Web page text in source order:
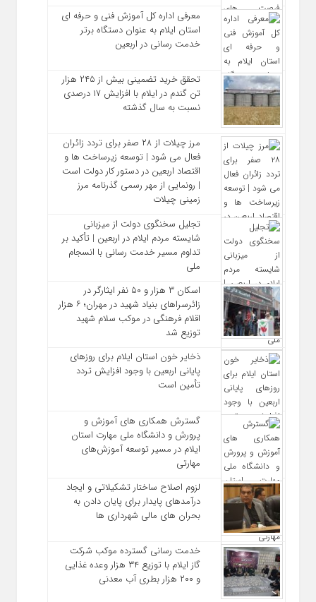
معرفی اداره کل آموزش فنی و حرفه‌ ای
استان ایلام به‌ عنوان دستگاه برتر
خدمت‌ رسانی در اربعین
تحقق خرید تضمینی بیش از ۲۴۵ هزار
تن گندم در ایلام با افزایش ۱۷ درصدی
نسبت به سال گذشته
مرز چیلات از ۲۸ صفر برای تردد زائران
فعال می‌ شود | توسعه زیرساخت‌ ها و
اقتصاد اربعین در دستور کار دولت است
| رونمایی از مهر رسمی گذرنامه مرز
زمینی چیلات
تجلیل سخنگوی دولت از میزبانی
شایسته مردم ایلام در اربعین | تأکید بر
تداوم مسیر خدمت‌ رسانی با انسجام
ملی
اسکان ۳ هزار و ۵۰ نفر ایثارگر در
زائرسراهای بنیاد شهید در مهران؛ ۶ هزار
اقلام فرهنگی در موکب سلام شهید
توزیع شد
ذخایر خون استان ایلام برای روزهای
پایانی اربعین با وجود افزایش تردد
تأمین است
گسترش همکاری‌ های آموزش و
پرورش و دانشگاه ملی مهارت استان
ایلام در مسیر توسعه آموزش‌های
مهارتی
لزوم اصلاح ساختار تشکیلاتی و ایجاد
درآمدهای پایدار برای پایان دادن به
بحران‌ های مالی شهرداری‌ ها
خدمت رسانی گسترده موکب شرکت
گاز ایلام با توزیع ۳۴ هزار وعده غذایی
و ۲۰۰ هزار بطری آب معدنی